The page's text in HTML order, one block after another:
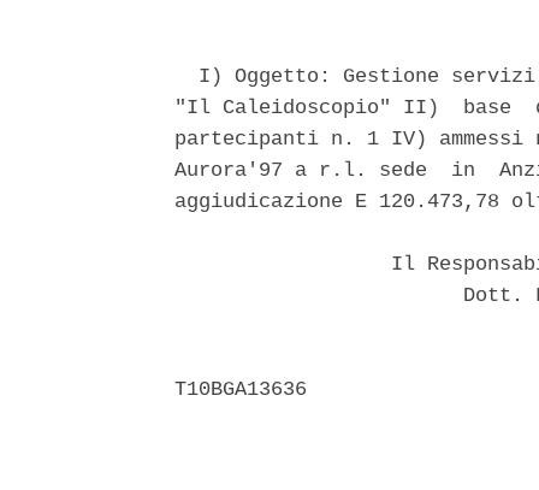
I) Oggetto: Gestione
"Il Caleidoscopio" II)  base
partecipanti n. 1 IV)
Aurora'97 a r.l. sede  in
aggiudicazione E 120.473,78
Il